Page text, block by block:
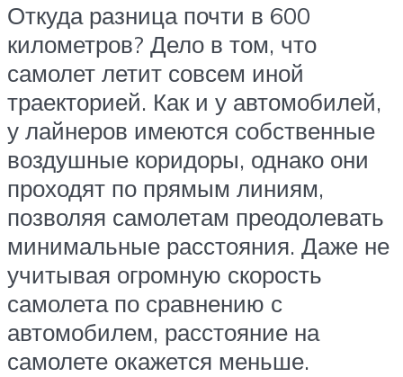
Откуда разница почти в 600
километров? Дело в том, что
самолет летит совсем иной
траекторией. Как и у автомобилей,
у лайнеров имеются собственные
воздушные коридоры, однако они
проходят по прямым линиям,
позволяя самолетам преодолевать
минимальные расстояния. Даже не
учитывая огромную скорость
самолета по сравнению с
автомобилем, расстояние на
самолете окажется меньше.